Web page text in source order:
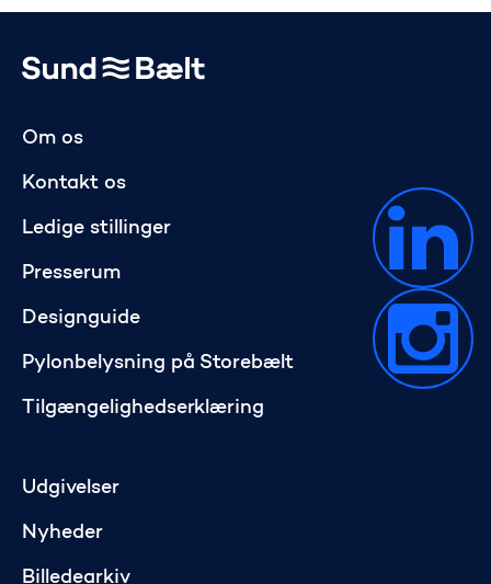
Om os
Kontakt os
Ledige stillinger
Presserum
Designguide
Pylonbelysning på Storebælt
Tilgængelighedserklæring
Udgivelser
Nyheder
Billedearkiv